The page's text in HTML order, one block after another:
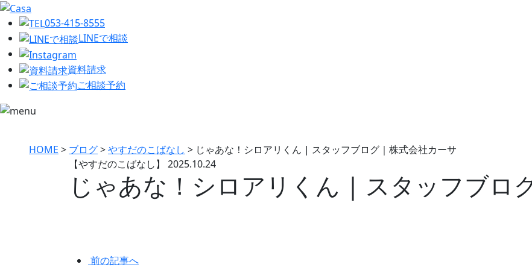
053-415-8555
LINEで相談
資料請求
ご相談予約
HOME > ブログ>やすだのこばなし > じゃあな！シロアリくん | スタッフブログ｜株式会社カーサ
【やすだのこばなし】 2025.10.24
じゃあな！シロアリくん | スタッフブロ
前の記事へ